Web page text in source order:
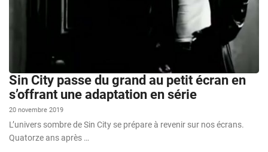
Sin City passe du grand au petit écran en
s’offrant une adaptation en série
20 novembre 2019
L’univers sombre de Sin City se prépare à revenir sur nos écrans.
Quatorze ans après …